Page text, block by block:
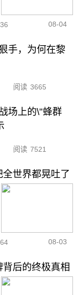
08-04
手，为何在黎
阅读 3665
场上的\"蜂群
阅读 7521
世界都晃吐了
08-03
后的终极真相